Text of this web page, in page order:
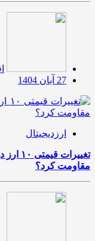
27 آبان 1404
ارزدیجیتال
مقاومت کرد؟